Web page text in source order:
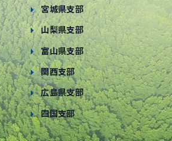
宮城県支部
山梨県支部
富山県支部
関西支部
広島県支部
四国支部